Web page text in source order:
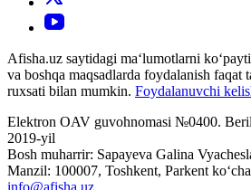
Afisha.uz saytidagi ma‘lumotlarni
va boshqa maqsadlarda foydalanish faqat
ruxsati bilan mumkin. Foydalanuvchi
Elektron OAV guvohnomasi №0400.
2019-yil
Bosh muharrir: Sapayeva Galina
Manzil: 100007, Toshkent, Parkent